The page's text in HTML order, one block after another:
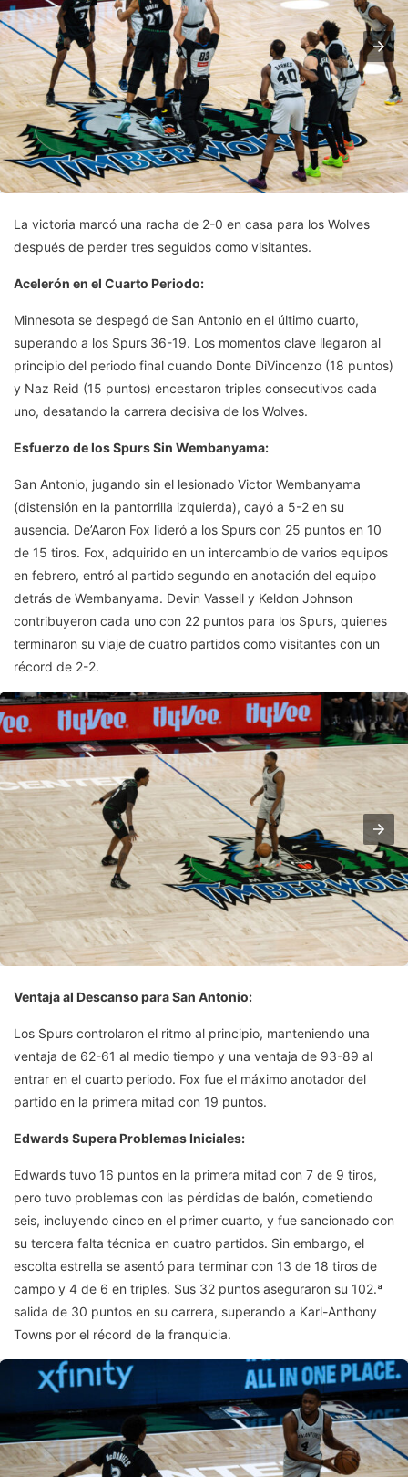
La victoria marcó una racha de 2-0 en casa para los Wolves
después de perder tres seguidos como visitantes.
Acelerón en el Cuarto Periodo:
Minnesota se despegó de San Antonio en el último cuarto,
superando a los Spurs 36-19. Los momentos clave llegaron al
principio del periodo final cuando Donte DiVincenzo (18 puntos)
y Naz Reid (15 puntos) encestaron triples consecutivos cada
uno, desatando la carrera decisiva de los Wolves.
Esfuerzo de los Spurs Sin Wembanyama:
San Antonio, jugando sin el lesionado Victor Wembanyama
(distensión en la pantorrilla izquierda), cayó a 5-2 en su
ausencia. De’Aaron Fox lideró a los Spurs con 25 puntos en 10
de 15 tiros. Fox, adquirido en un intercambio de varios equipos
en febrero, entró al partido segundo en anotación del equipo
detrás de Wembanyama. Devin Vassell y Keldon Johnson
contribuyeron cada uno con 22 puntos para los Spurs, quienes
terminaron su viaje de cuatro partidos como visitantes con un
récord de 2-2.
Ventaja al Descanso para San Antonio:
Los Spurs controlaron el ritmo al principio, manteniendo una
ventaja de 62-61 al medio tiempo y una ventaja de 93-89 al
entrar en el cuarto periodo. Fox fue el máximo anotador del
partido en la primera mitad con 19 puntos.
Edwards Supera Problemas Iniciales:
Edwards tuvo 16 puntos en la primera mitad con 7 de 9 tiros,
pero tuvo problemas con las pérdidas de balón, cometiendo
seis, incluyendo cinco en el primer cuarto, y fue sancionado con
su tercera falta técnica en cuatro partidos. Sin embargo, el
escolta estrella se asentó para terminar con 13 de 18 tiros de
campo y 4 de 6 en triples. Sus 32 puntos aseguraron su 102.ª
salida de 30 puntos en su carrera, superando a Karl-Anthony
Towns por el récord de la franquicia.